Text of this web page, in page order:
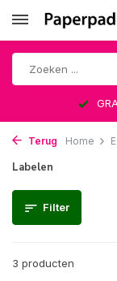
Terug Home
Labelen
Filter
3 producten